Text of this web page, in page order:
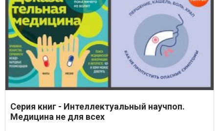
Серия книг - Интеллектуальный научпоп.
Медицина не для всех